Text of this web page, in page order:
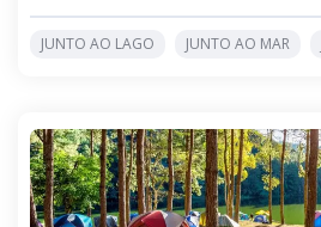
JUNTO AO LAGO JUNTO AO MAR